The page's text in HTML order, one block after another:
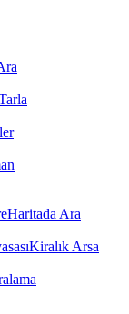
Haritada Ara
Kiralık Arsa